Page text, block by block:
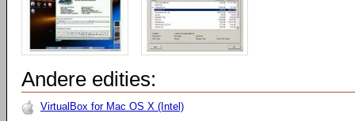
Andere edities:
VirtualBox for Mac OS X (Intel)